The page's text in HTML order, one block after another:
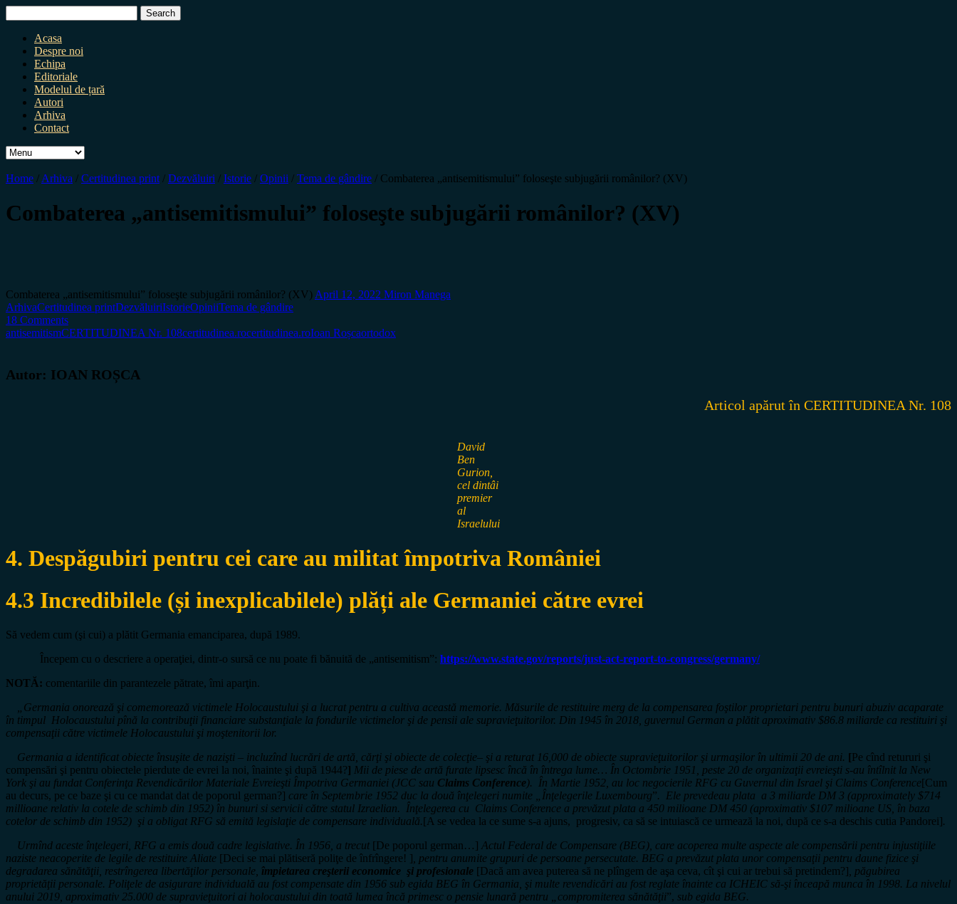
for:
Acasa
Despre noi
Echipa
Editoriale
Modelul de țară
Autori
Arhiva
Contact
Home / Arhiva / Certitudinea print / Dezvăluiri / Istorie / Opinii / Tema de gândire / Combaterea „antisemitismului” foloseşte subjugării românilor? (XV)
Combaterea „antisemitismului” foloseşte subjugării românilor? (XV)
Combaterea „antisemitismului” foloseşte subjugării românilor? (XV) April 12, 2022 Miron Manega
ArhivaCertitudinea printDezvăluiriIstorieOpiniiTema de gândire
18 Comments
antisemitismCERTITUDINEA Nr. 108certitudinea.rocertitudinea.roIoan Roșcaortodox
Autor: IOAN ROȘCA
Articol apărut în CERTITUDINEA Nr. 108
David
Ben
Gurion,
cel dintâi
premier
al
Israelului
4. Despăgubiri pentru cei care au militat împotriva României
4.3 Incredibilele (și inexplicabilele) plăți ale Germaniei către evrei
Să vedem cum (şi cui) a plătit Germania emanciparea, după 1989.
Începem cu o descriere a operaţiei, dintr-o sursă ce nu poate fi bănuită de „antisemitism”: https://www.state.gov/reports/just-act-report-to-congress/germany/
NOTĂ: comentariile din parantezele pătrate, îmi aparţin.
„Germania onorează şi comemorează victimele Holocaustului şi a lucrat pentru a cultiva această memorie. Măsurile de restituire merg de la compensarea foştilor proprietari pentru bunuri abuziv acaparate
în timpul Holocaustului pînă la contribuţii financiare substanţiale la fondurile victimelor şi de pensii ale supravieţuitorilor. Din 1945 în 2018, guvernul German a plătit aproximativ $86.8 miliarde ca restituiri şi
compensaţii către victimele Holocaustului şi moştenitorii lor.
Germania a identificat obiecte însuşite de nazişti – incluzînd lucrări de artă, cărţi şi obiecte de colecţie– şi a returat 16,000 de obiecte supravieţuitorilor şi urmaşilor în ultimii 20 de ani. [Pe cînd retururi şi
compensări şi pentru obiectele pierdute de evrei la noi, înainte şi după 1944?] Mii de piese de artă furate lipsesc încă în întrega lume… În Octombrie 1951, peste 20 de organizaţii evreieşti s-au întîlnit la New
York şi au fundat Conferinţa Revendicărilor Materiale Evreieşti Împotriva Germaniei (JCC sau Claims Conference). În Martie 1952, au loc negocierile RFG cu Guvernul din Israel şi Claims Conference[Cum
au decurs, pe ce baze şi cu ce mandat dat de poporul german?] care în Septembrie 1952 duc la două înţelegeri numite „Înţelegerile Luxembourg”. Ele prevedeau plata a 3 miliarde DM 3 (approximately $714
millioane relativ la cotele de schimb din 1952) în bunuri si servicii către statul Izraelian. Înţelegerea cu Claims Conference a prevăzut plata a 450 milioane DM 450 (aproximativ $107 milioane US, în baza
cotelor de schimb din 1952) şi a obligat RFG să emită legislaţie de compensare individuală.[A se vedea la ce sume s-a ajuns, progresiv, ca să se intuiască ce urmează la noi, după ce s-a deschis cutia Pandorei].
Urmînd aceste înţelegeri, RFG a emis două cadre legislative. În 1956, a trecut [De poporul german…] Actul Federal de Compensare (BEG), care acoperea multe aspecte ale compensării pentru injustiţiile
naziste neacoperite de legile de restituire Aliate [Deci se mai plătiseră poliţe de înfrîngere! ] , pentru anumite grupuri de persoane persecutate. BEG a prevăzut plata unor compensaţii pentru daune fizice şi
degradarea sănătăţii, restrîngerea libertăţilor personale, împietarea creşterii economice şi profesionale [Dacă am avea puterea să ne plîngem de aşa ceva, cît şi cui ar trebui să pretindem?] , păgubirea
proprietăţii personale. Poliţele de asigurare individuală au fost compensate din 1956 sub egida BEG în Germania, şi multe revendicări au fost reglate înainte ca ICHEIC să-şi înceapă munca în 1998. La nivelul
anului 2019, aproximativ 25.000 de supravieţuitori ai holocaustului din toată lumea încă primesc o pensie lunară pentru „compromiterea sănătăţii”, sub egida BEG.